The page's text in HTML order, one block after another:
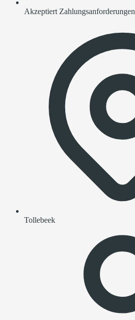
Akzeptiert Zahlungsanforderungen
Tollebeek